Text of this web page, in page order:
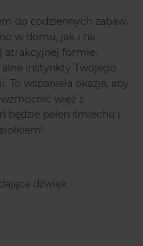
do codziennych zabaw,
w domu, jak i na
atrakcyjnej formie,
instynkty Twojego
wspaniała okazja, aby
więź z
będzie pełen śmiechu i
dźwięk